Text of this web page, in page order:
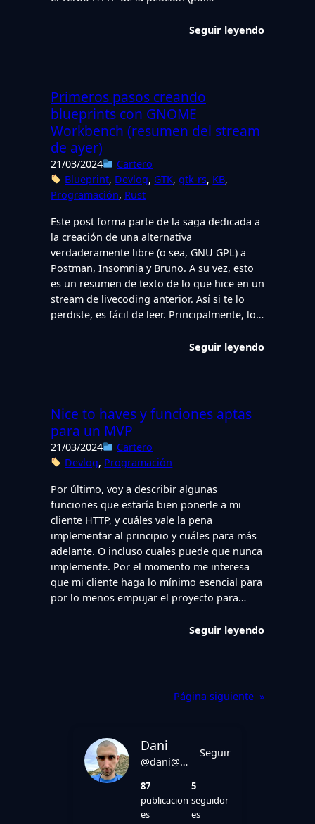
Seguir leyendo
Primeros pasos creando
blueprints con GNOME
Workbench (resumen del stream
de ayer)
21/03/2024
Cartero
Blueprint, Devlog, GTK, gtk-rs, KB
Programación, Rust
Este post forma parte de la saga dedicada a
la creación de una alternativa
verdaderamente libre (o sea, GNU GPL) a
Postman, Insomnia y Bruno. A su vez, esto
es un resumen de texto de lo que hice en un
stream de livecoding anterior. Así si te lo
perdiste, es fácil de leer. Principalmente, lo…
Seguir leyendo
Nice to haves y funciones aptas
para un MVP
21/03/2024
Cartero
Devlog, Programación
Por último, voy a describir algunas
funciones que estaría bien ponerle a mi
cliente HTTP, y cuáles vale la pena
implementar al principio y cuáles para más
adelante. O incluso cuales puede que nunca
implemente. Por el momento me interesa
que mi cliente haga lo mínimo esencial para
por lo menos empujar el proyecto para…
Seguir leyendo
Página siguiente »
Dani
@dani@danirod.es
Seguir
87
publicacion
es
5
seguidor
es